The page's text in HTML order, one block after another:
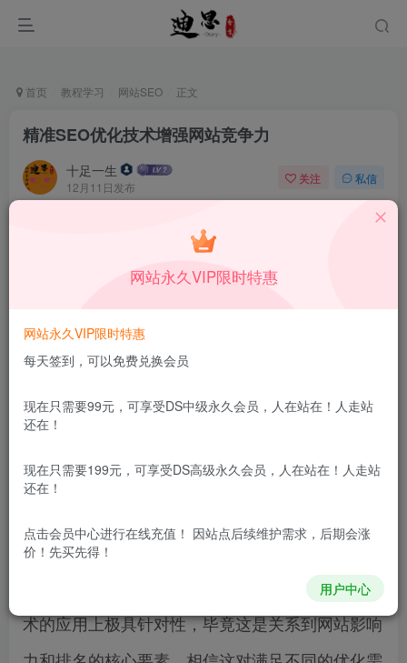
首页 教程学习 网站SEO 正文
精准SEO优化技术增强网站竞争力
十足一生
12月11日发布
关注 私信
本站所有内容来自互联网收集，仅供学习和交流，请勿用于商业
用途。如有侵权、不妥之处，请第一时间联系我们删除！
11元注册.CN，不设限制
对网站运营的各种优化措施都有所了解以后，
化要求相对严苛的客户企业来说，还是要对网站的
运营现状有着清晰的定位，这样才能在SEO优化技
术的应用上极具针对性，毕竟这是关系到网站影响
网站永久VIP限时特惠
网站永久VIP限时特惠
每天签到，可以免费兑换会员
现在只需要99元，可享受DS中级永久会员，人在站在！人走站
还在！
现在只需要199元，可享受DS高级永久会员，人在站在！人走站
还在！
点击会员中心进行在线充值！ 因站点后续维护需求，后期会涨
价！先买先得！
用户中心